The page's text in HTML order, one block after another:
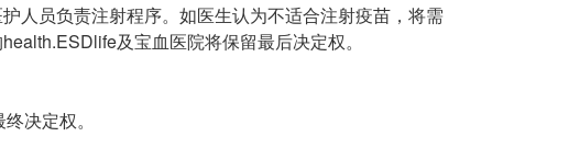
人员负责注射程序。如医生认为不适合注射疫苗，将需
及宝血医院将保留最后决定权。
决定权。